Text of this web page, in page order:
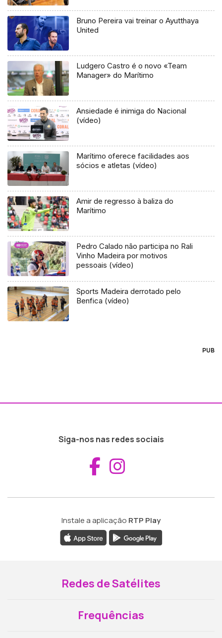
Bruno Pereira vai treinar o Ayutthaya
United
Ludgero Castro é o novo «Team
Manager» do Marítimo
Ansiedade é inimiga do Nacional
(vídeo)
Marítimo oferece facilidades aos
sócios e atletas (vídeo)
Amir de regresso à baliza do
Marítimo
Pedro Calado não participa no Rali
Vinho Madeira por motivos
pessoais (vídeo)
Sports Madeira derrotado pelo
Benfica (vídeo)
PUB
Siga-nos nas redes sociais
Aceder ao
Instale a aplicação RTP Play
Redes de Satélites
Frequências